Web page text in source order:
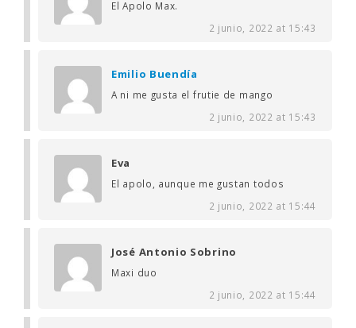
El Apolo Max.
2 junio, 2022 at 15:43
Emilio Buendía
A ni me gusta el frutie de mango
2 junio, 2022 at 15:43
Eva
El apolo, aunque me gustan todos
2 junio, 2022 at 15:44
José Antonio Sobrino
Maxi duo
2 junio, 2022 at 15:44